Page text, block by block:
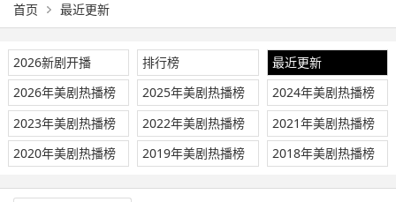
首页 最近更新
2026新剧开播 排行榜
最近更新
2026年美剧热播榜
2025年美剧热播榜
2024年美剧热播榜
2023年美剧热播榜
2022年美剧热播榜
2021年美剧热播榜
2020年美剧热播榜
2019年美剧热播榜 2018年美剧热播榜